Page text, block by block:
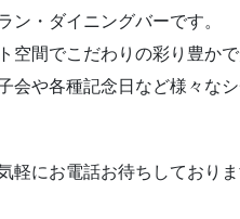
ン・ダイニングバーです。
空間でこだわりの彩り豊か
会や各種記念日など様々な
軽にお電話お待ちしておりま